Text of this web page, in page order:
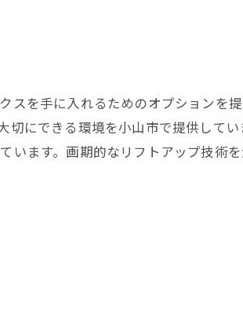
を手に入れるためのオプションを
にできる環境を小山市で提供して
ます。画期的なリフトアップ技術